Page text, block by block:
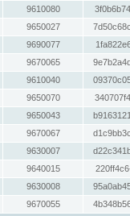
9610080
9650027
9690077
9670065
9610040
9650070
9650043
9670067
9630007
9640015
9630008
9670055